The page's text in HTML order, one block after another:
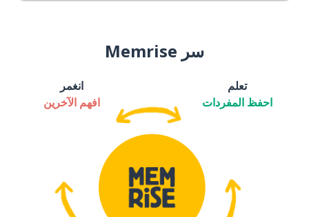
سر Memrise
تعلم
احفظ المفردات
انغمر
افهم الآخرين